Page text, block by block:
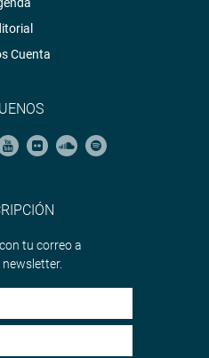
Cuenta
tu correo a